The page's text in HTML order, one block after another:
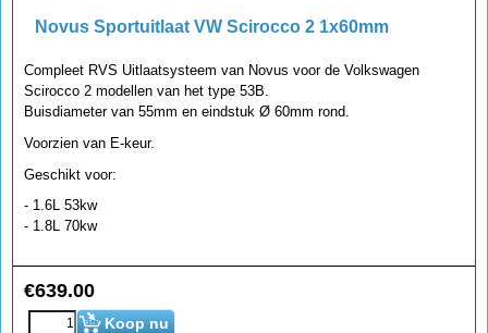
Novus Sportuitlaat VW Scirocco 2 1x60mm
Compleet RVS Uitlaatsysteem van Novus voor de Volkswagen
Scirocco 2 modellen van het type 53B.
Buisdiameter van 55mm en eindstuk Ø 60mm rond.
Voorzien van E-keur.
Geschikt voor:
- 1.6L 53kw
- 1.8L 70kw
€639.00
Koop nu